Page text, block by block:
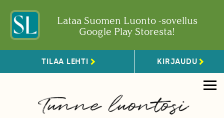
Lataa Suomen Luonto -sovellus
Google Play Storesta!
TILAA LEHTI KIRJAUDU